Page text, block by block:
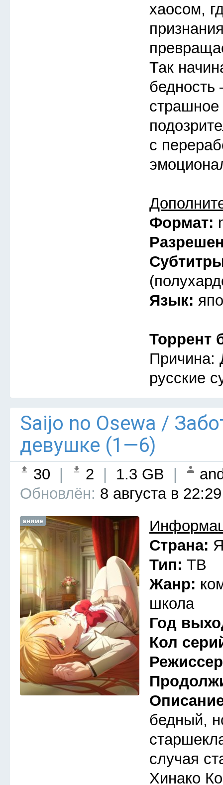
хаосом,
Так
с
Формат:
Язык:
Торрент
Причина:
русские
Saijo no Osewa /
девушке (1—6)
30 2 1.3 GB
Обновлён: 8 августа в 22:29
аниме
Страна:
Тип: ТВ
Жанр:
школа
Год
Кол
бедный,
случая
Хинако